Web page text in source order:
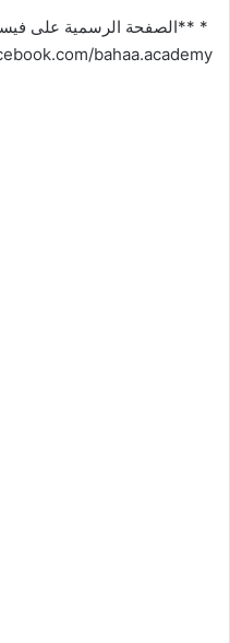
* **الصفحة الرسمية على
bahaa.academy